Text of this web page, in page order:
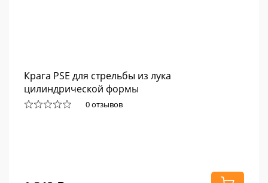
Крага PSE для стрельбы из лука
цилиндрической формы
0 отзывов